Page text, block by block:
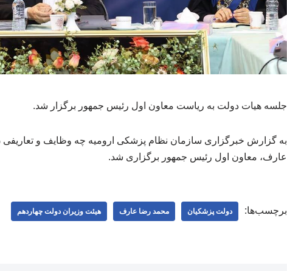
جلسه هیات دولت به ریاست معاون اول رئیس جمهور برگزار شد.
به گزارش خبرگزاری سازمان نظام پزشکی ارومیه چه وظایف و
عارف، معاون اول رئیس جمهور برگزاری شد.
برچسب‌ها: دولت پزشکیان محمد رضا عارف هیئت وزیران دولت چهاردهم